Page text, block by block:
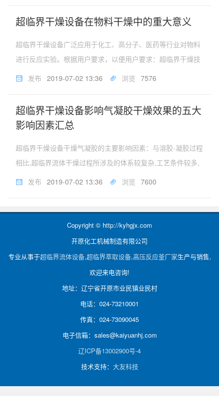
广泛。性能特...
超临界干燥设备在物料干燥中的重大意义
超临界干燥设备广泛应用于化工、高分子、医药等行业对物料
进行反应实验。根据用户要求，以便用户要求：超临界干燥技
术是近年来发展起来的化工新技术。一般常用的干燥技术,如常
聚,由此产生材料基础粒...
发布 2019-07-02 13:36 浏览 7576
超临界干燥设备影响气凝胶干燥效果的五大
影响因素汇总
超临界干燥设备干燥气凝胶的主要影响因素：与溶胶-凝胶过程
相比,超临界流体干燥过程所涉及的体系较复杂,工艺条件较多,
且超临界流体干燥过程的许多工艺条件对最终气凝胶的结构和
发布 2019-07-02 13:36 浏览 7600
Copyright © http://kyhgjx.com
开原化工机械制造有限公司
专业从事于超临界流体设备,超临界萃取设备,高压反应釜厂家生产与销售,
欢迎来电咨询!
地址：辽宁省开原市业民镇业民村
电话：024-73210001
传真：024-73090045
电子信箱：sales@kaiyuanhj.com
辽ICP备13002900号-4
技术支持： 大友科技